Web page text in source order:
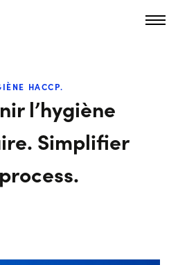
HACCP.
l’hygiène
Simplifier